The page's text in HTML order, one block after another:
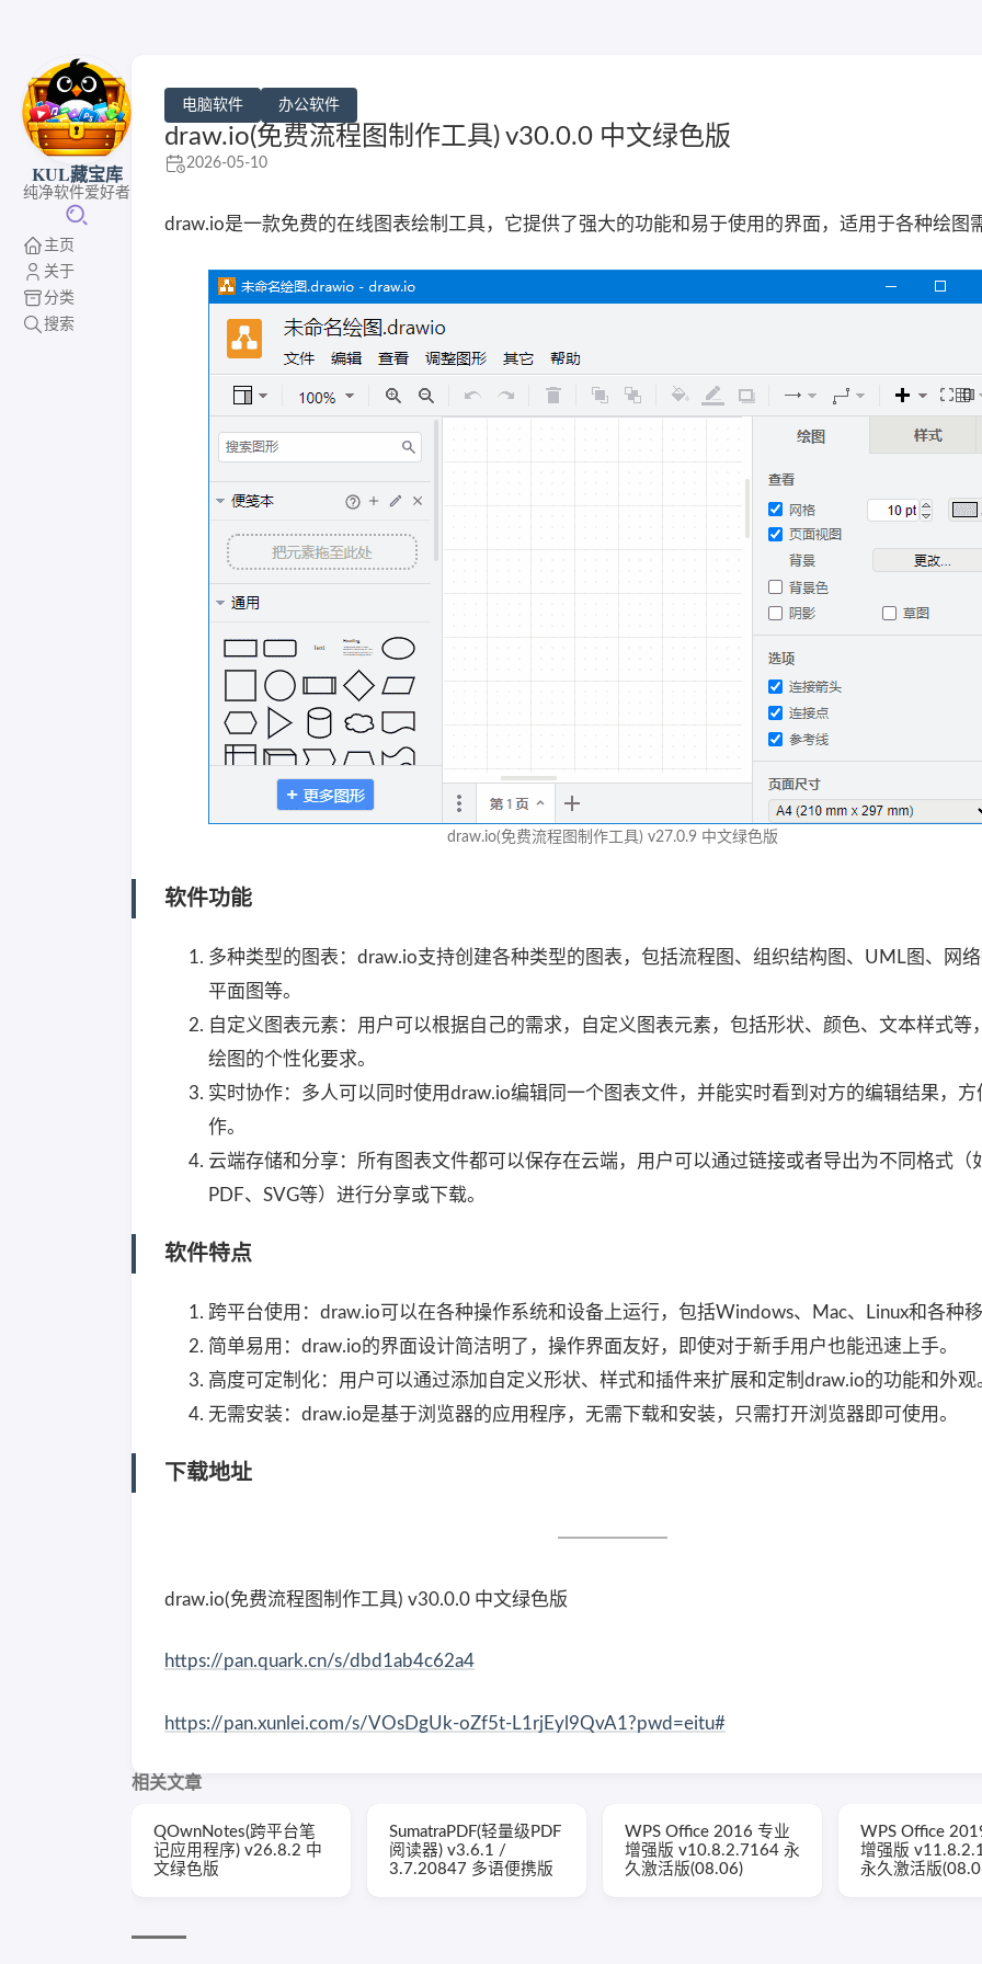
KUL藏宝库
纯净软件爱好者
主页
关于
分类
搜索
电脑软件 办公软件
draw.io(免费流程图制作工具) v30.0.0 中文绿色版
2026-05-10
draw.io是一款免费的在线图表绘制工具，它提供了强大的功能和易于使用的界面，适用于各种绘图
draw.io(免费流程图制作工具) v27.0.9 中文绿色版
软件功能
多种类型的图表：draw.io支持创建各种类型的图表，包括流程图、组织结构图、UML图、网络
平面图等。
自定义图表元素：用户可以根据自己的需求，自定义图表元素，包括形状、颜色、文本样式等
绘图的个性化要求。
实时协作：多人可以同时使用draw.io编辑同一个图表文件，并能实时看到对方的编辑结果，方
作。
云端存储和分享：所有图表文件都可以保存在云端，用户可以通过链接或者导出为不同格式（
PDF、SVG等）进行分享或下载。
软件特点
跨平台使用：draw.io可以在各种操作系统和设备上运行，包括Windows、Mac、Linux和各种移
简单易用：draw.io的界面设计简洁明了，操作界面友好，即使对于新手用户也能迅速上手。
高度可定制化：用户可以通过添加自定义形状、样式和插件来扩展和定制draw.io的功能和外观
无需安装：draw.io是基于浏览器的应用程序，无需下载和安装，只需打开浏览器即可使用。
下载地址
draw.io(免费流程图制作工具) v30.0.0 中文绿色版
https://pan.quark.cn/s/dbd1ab4c62a4
https://pan.xunlei.com/s/VOsDgUk-oZf5t-L1rjEyl9QvA1?pwd=eitu#
相关文章
QOwnNotes(跨平台笔
记应用程序) v26.8.2 中
文绿色版
SumatraPDF(轻量级PDF
阅读器) v3.6.1 /
3.7.20847 多语便携版
WPS Office 2016 专业
增强版 v10.8.2.7164 永
久激活版(08.06)
WPS Office
增强版
永久激活版